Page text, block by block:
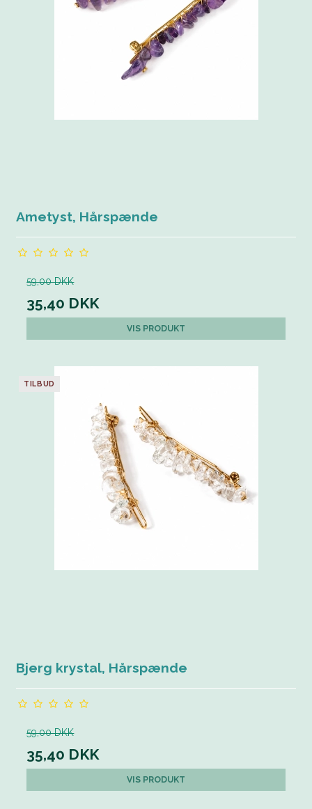
Ametyst, Hårspænde
59,00 DKK
35,40 DKK
VIS PRODUKT
TILBUD
Bjerg krystal, Hårspænde
59,00 DKK
35,40 DKK
VIS PRODUKT